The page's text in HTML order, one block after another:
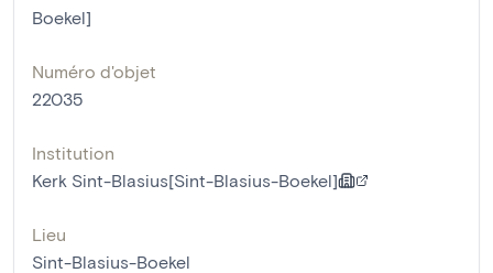
Boekel]
Numéro d'objet
22035
Institution
Kerk Sint-Blasius[Sint-Blasius-Boekel]
Lieu
Sint-Blasius-Boekel